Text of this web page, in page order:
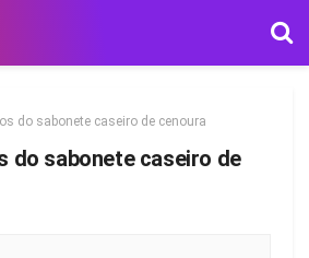
do sabonete caseiro de cenoura
do sabonete caseiro de